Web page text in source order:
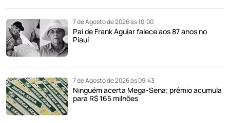
7 de Agosto de 2026 às 10:00
Pai de Frank Aguiar falece aos 87 anos no
Piauí
7 de Agosto de 2026 às 09:43
Ninguém acerta Mega-Sena; prêmio acumula
para R$ 165 milhões